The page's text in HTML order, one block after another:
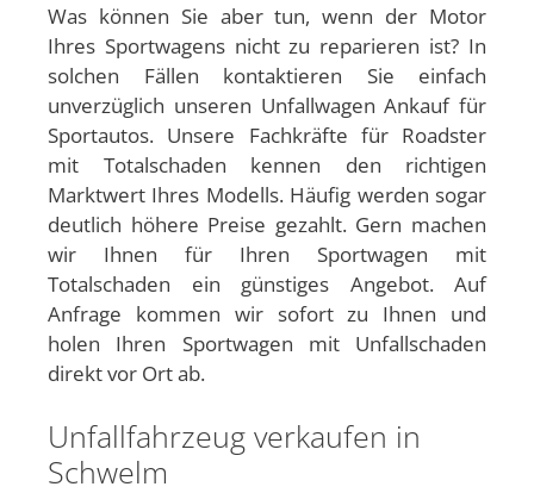
Was können Sie aber tun, wenn der Motor
Ihres Sportwagens nicht zu reparieren ist? In
solchen Fällen kontaktieren Sie einfach
unverzüglich unseren Unfallwagen Ankauf für
Sportautos. Unsere Fachkräfte für Roadster
mit Totalschaden kennen den richtigen
Marktwert Ihres Modells. Häufig werden sogar
deutlich höhere Preise gezahlt. Gern machen
wir Ihnen für Ihren Sportwagen mit
Totalschaden ein günstiges Angebot. Auf
Anfrage kommen wir sofort zu Ihnen und
holen Ihren Sportwagen mit Unfallschaden
direkt vor Ort ab.
Unfallfahrzeug verkaufen in
Schwelm